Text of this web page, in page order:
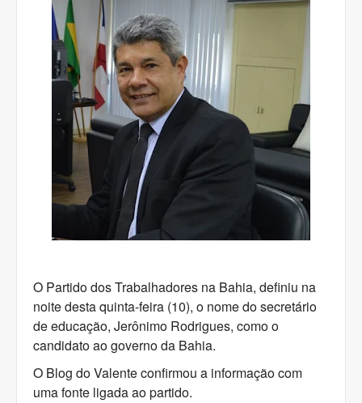
O Partido dos Trabalhadores na Bahia, definiu na
noite desta quinta-feira (10), o nome do secretário
de educação, Jerônimo Rodrigues, como o
candidato ao governo da Bahia.
O Blog do Valente confirmou a informação com
uma fonte ligada ao partido.